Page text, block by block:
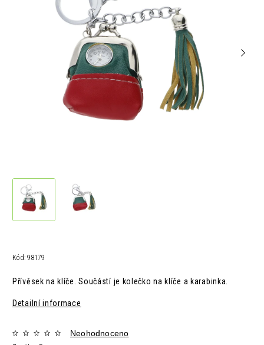
Kód: 98179
Přívěsek na klíče. Součástí je kolečko na klíče a karabinka.
Detailní informace
Neohodnoceno